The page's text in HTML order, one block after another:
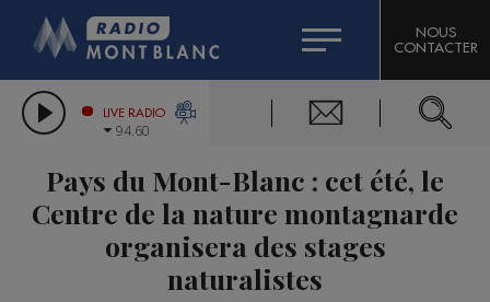
LES CHRONIQUES DE L'EXPERT
CITIZEN MACHINERY
GRAND MASSIF DOMAINES SKIABLES
BIGARD
COMPAGNIE DU MONT-BLANC
NOUS
CONTACTER
LIVE RADIO
94.60
Pays du Mont-Blanc : cet été, le
Centre de la nature montagnarde
organisera des stages
naturalistes